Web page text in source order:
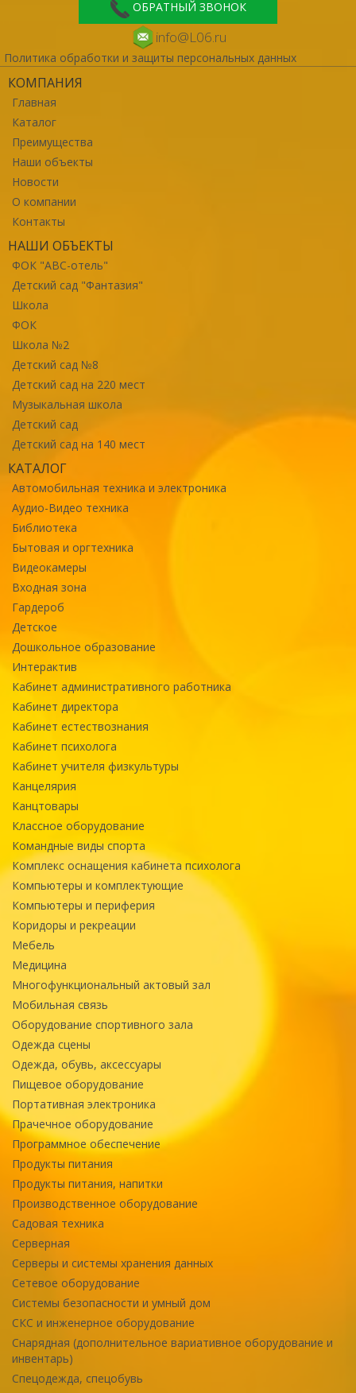
ОБРАТНЫЙ ЗВОНОК
info@L06.ru
Политика обработки и защиты персональных данных
КОМПАНИЯ
Главная
Каталог
Преимущества
Наши объекты
Новости
О компании
Контакты
НАШИ ОБЪЕКТЫ
ФОК "ABC-отель"
Детский сад "Фантазия"
Школа
ФОК
Школа №2
Детский сад №8
Детский сад на 220 мест
Музыкальная школа
Детский сад
Детский сад на 140 мест
КАТАЛОГ
Автомобильная техника и электроника
Аудио-Видео техника
Библиотека
Бытовая и оргтехника
Видеокамеры
Входная зона
Гардероб
Детское
Дошкольное образование
Интерактив
Кабинет административного работника
Кабинет директора
Кабинет естествознания
Кабинет психолога
Кабинет учителя физкультуры
Канцелярия
Канцтовары
Классное оборудование
Командные виды спорта
Комплекс оснащения кабинета психолога
Компьютеры и комплектующие
Компьютеры и периферия
Коридоры и рекреации
Мебель
Медицина
Многофункциональный актовый зал
Мобильная связь
Оборудование спортивного зала
Одежда сцены
Одежда, обувь, аксессуары
Пищевое оборудование
Портативная электроника
Прачечное оборудование
Программное обеспечение
Продукты питания
Продукты питания, напитки
Производственное оборудование
Садовая техника
Серверная
Серверы и системы хранения данных
Сетевое оборудование
Системы безопасности и умный дом
СКС и инженерное оборудование
Снарядная (дополнительное вариативное оборудование и
инвентарь)
Спецодежда, спецобувь